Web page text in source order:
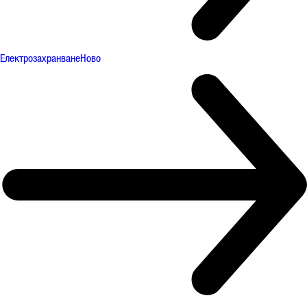
ЕлектрозахранванеНово